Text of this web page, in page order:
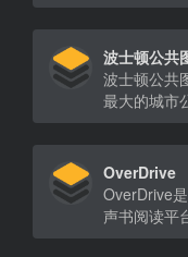
波士顿公共
波士顿公共
最大的城市
册。
OverDrive
OverDrive
声书阅读平